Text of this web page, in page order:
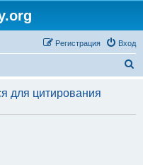
Вход
Регистрация
с
для цитирования